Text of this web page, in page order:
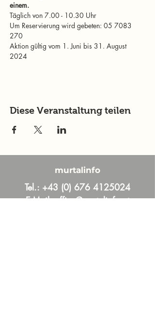
einem.
Täglich von 7.00 - 10.30 Uhr
Um Reservierung wird gebeten: 05 7083
270
Aktion gültig vom 1. Juni bis 31. August
2024
Diese Veranstaltung teilen
murtalinfo
Tel.: +43 (0) 676 4125024
E-Mail:office@murtalinfo.at